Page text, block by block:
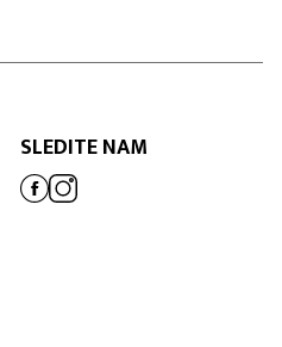
SLEDITE NAM